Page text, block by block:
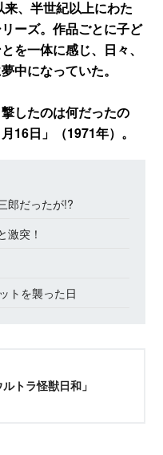
、半世紀以上にわた
ーズ。作品ごとに子ど
を一体に感じ、日々、
中になっていた。
したのは何だったの
16日」（1971年）。
郎だったが!?
激突！
トを襲った日
トラ怪獣日和」